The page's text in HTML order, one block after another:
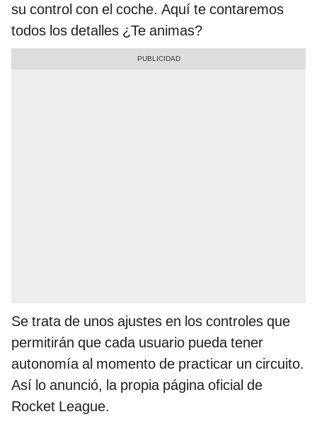
su control con el coche. Aquí te contaremos
todos los detalles ¿Te animas?
Se trata de unos ajustes en los controles que
permitirán que cada usuario pueda tener
autonomía al momento de practicar un circuito.
Así lo anunció, la propia página oficial de
Rocket League.